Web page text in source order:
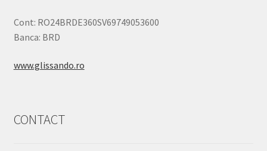
Cont: RO24BRDE360SV69749053600
Banca: BRD
www.glissando.ro
CONTACT